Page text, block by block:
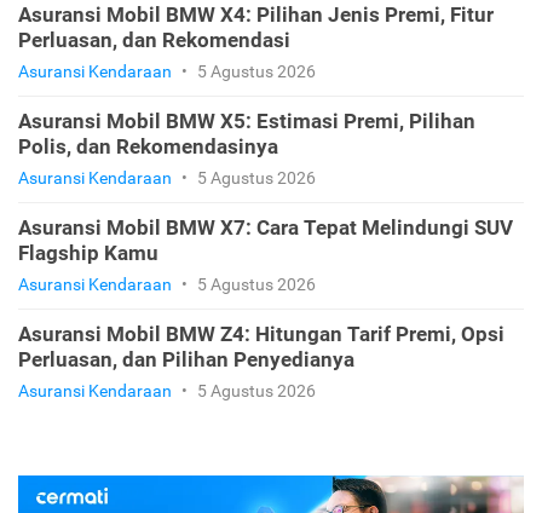
Asuransi Mobil BMW X4: Pilihan Jenis Premi, Fitur
Perluasan, dan Rekomendasi
Asuransi Kendaraan • 5 Agustus 2026
Asuransi Mobil BMW X5: Estimasi Premi, Pilihan
Polis, dan Rekomendasinya
Asuransi Kendaraan • 5 Agustus 2026
Asuransi Mobil BMW X7: Cara Tepat Melindungi SUV
Flagship Kamu
Asuransi Kendaraan • 5 Agustus 2026
Asuransi Mobil BMW Z4: Hitungan Tarif Premi, Opsi
Perluasan, dan Pilihan Penyedianya
Asuransi Kendaraan • 5 Agustus 2026